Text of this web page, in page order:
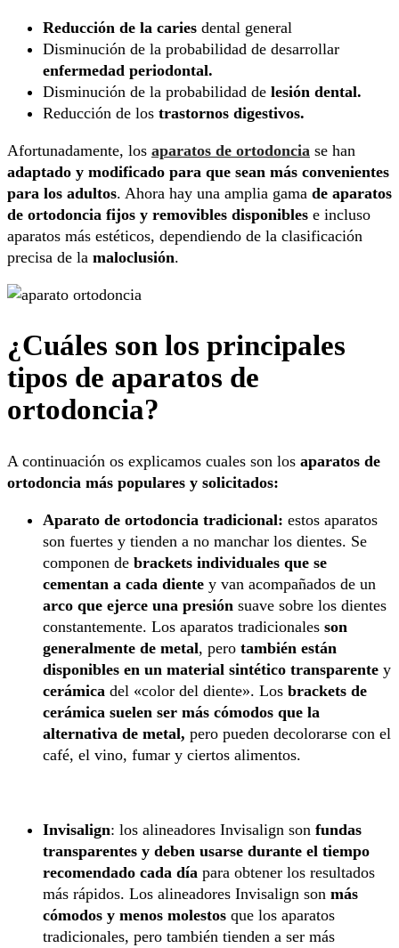
Reducción de la caries dental general
Disminución de la probabilidad de desarrollar
enfermedad periodontal.
Disminución de la probabilidad de lesión dental.
Reducción de los trastornos digestivos.
Afortunadamente, los aparatos de ortodoncia se han
adaptado y modificado para que sean más convenientes
para los adultos. Ahora hay una amplia gama de aparatos
de ortodoncia fijos y removibles disponibles e incluso
aparatos más estéticos, dependiendo de la clasificación
precisa de la maloclusión.
¿Cuáles son los principales
tipos de aparatos de
ortodoncia?
A continuación os explicamos cuales son los aparatos de
ortodoncia más populares y solicitados:
Aparato de ortodoncia tradicional: estos aparatos
son fuertes y tienden a no manchar los dientes. Se
componen de brackets individuales que se
cementan a cada diente y van acompañados de un
arco que ejerce una presión suave sobre los dientes
constantemente. Los aparatos tradicionales son
generalmente de metal, pero también están
disponibles en un material sintético transparente y
cerámica del «color del diente». Los brackets de
cerámica suelen ser más cómodos que la
alternativa de metal, pero pueden decolorarse con el
café, el vino, fumar y ciertos alimentos.
Invisalign: los alineadores Invisalign son fundas
transparentes y deben usarse durante el tiempo
recomendado cada día para obtener los resultados
más rápidos. Los alineadores Invisalign son más
cómodos y menos molestos que los aparatos
tradicionales, pero también tienden a ser más